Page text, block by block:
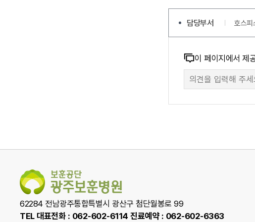
담당부서 호스피
콘
텐
츠
도
이 페이지에서 제
만
족
도
폼
62284 전남광주통합특별시 광산구 첨단월봉로 99
TEL 대표전화 : 062-602-6114 진료예약 : 062-602-6363